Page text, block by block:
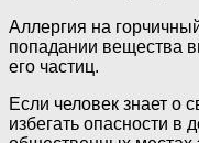
Аллергия на
попадании вещества
его частиц.
Если человек знает о
избегать опасности в